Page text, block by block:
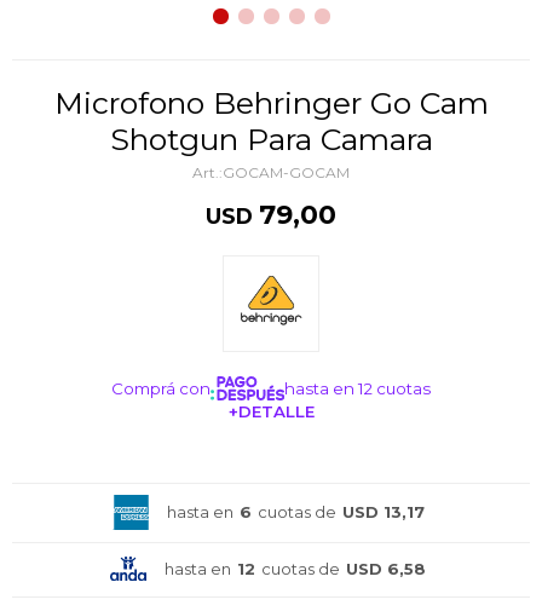
Microfono Behringer Go Cam
Shotgun Para Camara
GOCAM-GOCAM
USD 79,00
Comprá con
hasta en 12 cuotas
+DETALLE
hasta en 6 cuotas de USD 13,17
hasta en 12 cuotas de USD 6,58